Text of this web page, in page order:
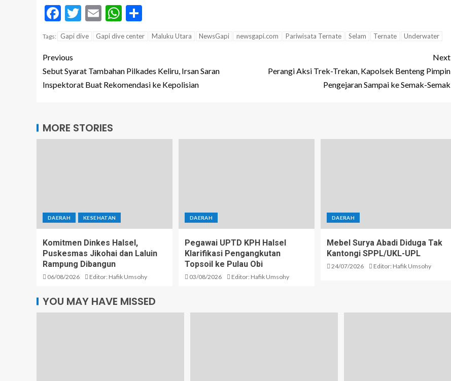
Facebook
Twitter
EmailWhatsApp
Tags: Gapi dive Gapi dive center Maluku Utara NewsGapi newsgapi.com Pariwisata Ternate Selam Ternate Underwater
Previous
Sebut Syarat Tambahan Pilkades Keliru, Irsan Saran
Inspektorat Buat Rekomendasi ke Kepolisian
Next
Perangi Aksi Trek-Trekan, Kapolsek Benteng Pimpin
Pengejaran Sampai ke Semak-Semak
MORE STORIES
DAERAH KESEHATAN
Komitmen Dinkes Halsel,
Puskesmas Jikohai dan Laluin
Rampung Dibangun
06/08/2026 Editor: Hafik Umsohy
DAERAH
Pegawai UPTD KPH Halsel
Klarifikasi Pengangkutan
Topsoil ke Pulau Obi
03/08/2026 Editor: Hafik Umsohy
DAERAH
Mebel Surya Abadi Diduga Tak
Kantongi SPPL/UKL-UPL
24/07/2026 Editor: Hafik Umsohy
YOU MAY HAVE MISSED